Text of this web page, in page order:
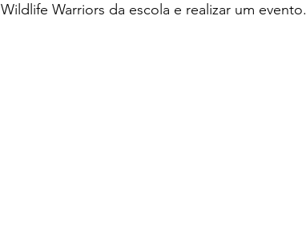
Wildlife Warriors da escola e realizar um evento.